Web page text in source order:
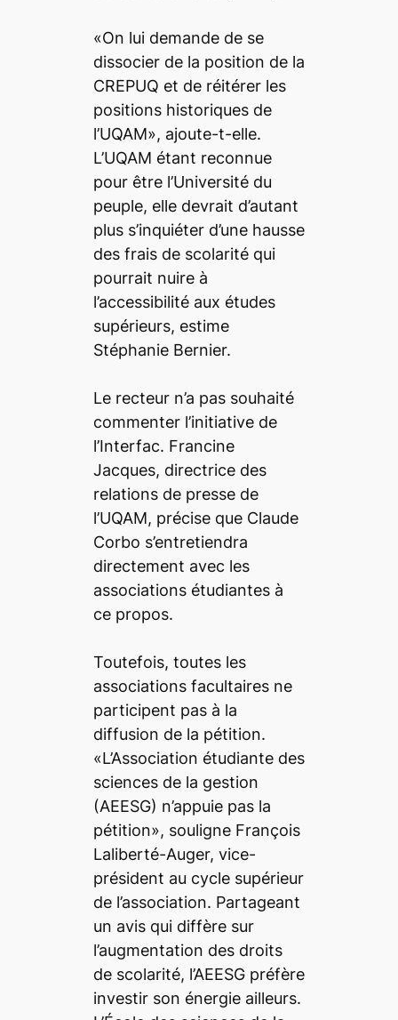
«On lui demande de se
dissocier de la position de la
CREPUQ et de réitérer les
positions historiques de
l’UQAM», ajoute-t-elle.
L’UQAM étant reconnue
pour être l’Université du
peuple, elle devrait d’autant
plus s’inquiéter d’une hausse
des frais de scolarité qui
pourrait nuire à
l’accessibilité aux études
supérieurs, estime
Stéphanie Bernier.
Le recteur n’a pas souhaité
commenter l’initiative de
l’Interfac. Francine
Jacques, directrice des
relations de presse de
l’UQAM, précise que Claude
Corbo s’entretiendra
directement avec les
associations étudiantes à
ce propos.
Toutefois, toutes les
associations facultaires ne
participent pas à la
diffusion de la pétition.
«L’Association étudiante des
sciences de la gestion
(AEESG) n’appuie pas la
pétition», souligne François
Laliberté-Auger, vice-
président au cycle supérieur
de l’association. Partageant
un avis qui diffère sur
l’augmentation des droits
de scolarité, l’AEESG préfère
investir son énergie ailleurs.